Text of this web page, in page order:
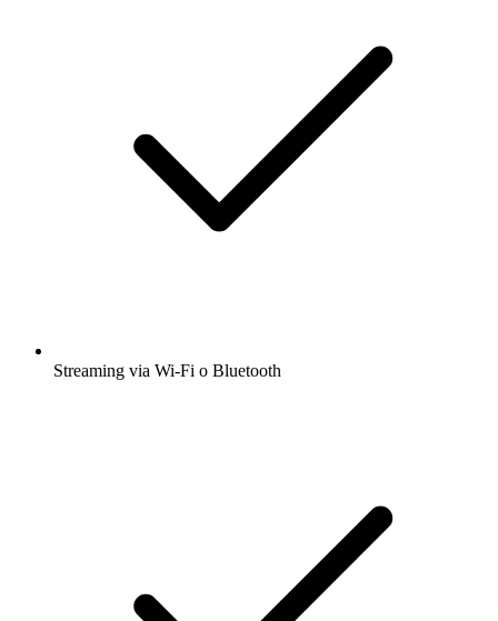
Streaming via Wi-Fi o Bluetooth